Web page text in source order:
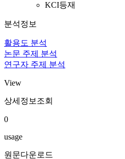
KCI등재
분석정보
활용도 분석
논문 주제 분석
연구자 주제 분석
View
상세정보조회
0
usage
원문다운로드